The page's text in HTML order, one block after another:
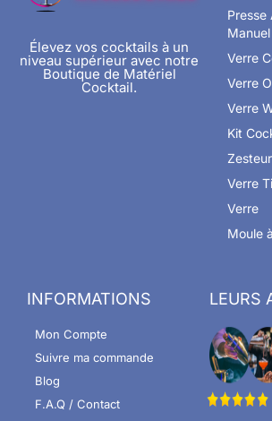
Élevez vos cocktails à un
niveau supérieur avec notre
Boutique de Matériel
Cocktail.
Presse
Manuel
Verre
Verre
Verre
Kit
Zesteur
Verre
Verre
Moule
INFORMATIONS
Mon Compte
Suivre ma commande
Blog
F.A.Q / Contact
LEURS